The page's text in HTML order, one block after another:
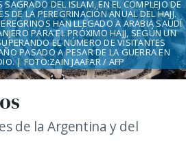
de la Argentina y del
DEL ISLAM, EN EL COMPLEJO DE
DE LA PEREGRINACIÓN ANUAL DEL HAJJ.
HAN LLEGADO A ARABIA SAUDÍ
PARA EL PRÓXIMO HAJJ, SEGÚN UN
EL NÚMERO DE VISITANTES
PASADO A PESAR DE LA GUERRA EN
| FOTO:ZAIN JAAFAR / AFP